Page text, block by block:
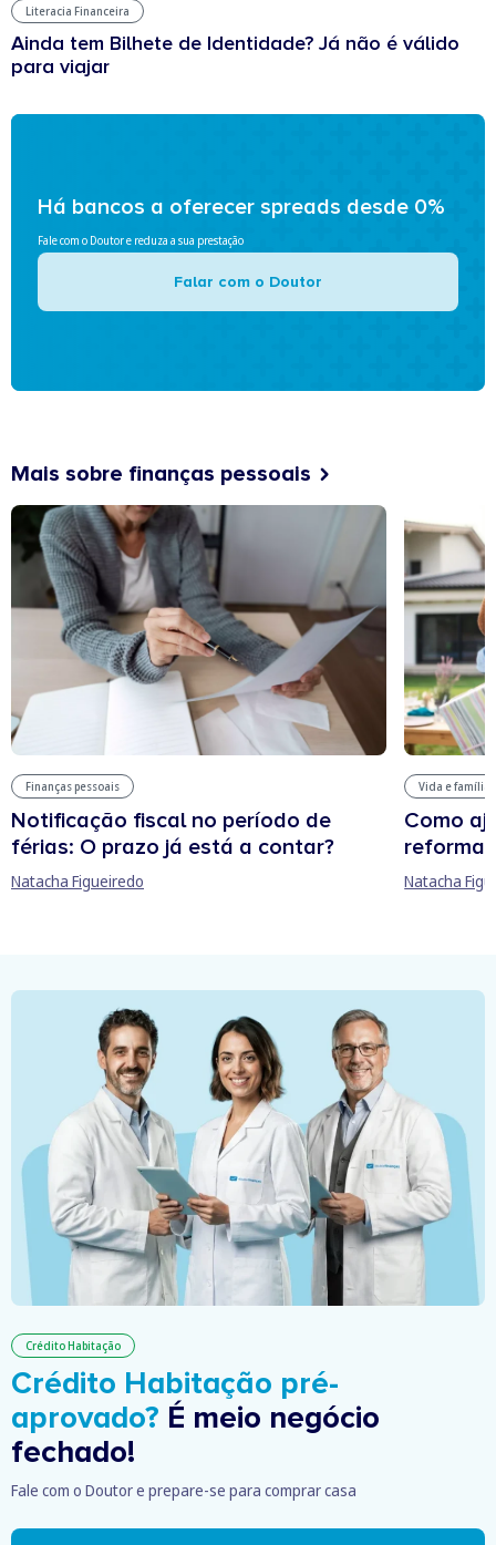
Literacia Financeira
Ainda tem Bilhete de Identidade? Já não é válido
para viajar
Há bancos a oferecer spreads desde 0%
Fale com o Doutor e reduza a sua prestação
Falar com o Doutor
Mais sobre finanças pessoais
Finanças pessoais
Notificação fiscal no período de
férias: O prazo já está a contar?
Natacha Figueiredo
Vida e família
Como
reforma
Natacha
Crédito Habitação
Crédito Habitação pré-
aprovado? É meio negócio
fechado!
Fale com o Doutor e prepare-se para comprar casa